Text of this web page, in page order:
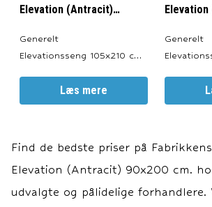
Elevation (Antracit)
Generelt
Elevationsseng 105x210 cm.
Valgfri Farve: Antracit, Sort,
Sand og Lysegrå.
Elevationsbund: 20 cm.
Springmadras: 18 cm.
Topmadras: ca. 7 cm.
Læs mere
Generelt
Valgfri
Sand og
Find de bedste priser på
Elevation (Antracit) 90x200 cm.
udvalgte og pålidelige forhandlere.